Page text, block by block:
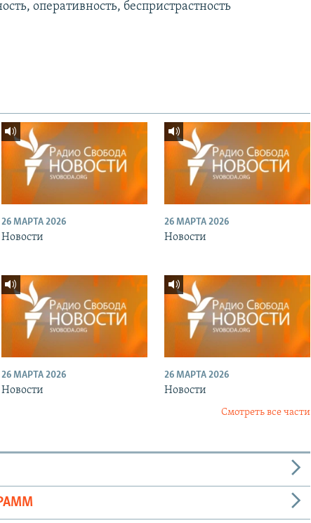
оперативность, беспристрастность
26 МАРТА 2026
Новости
26 МАРТА 2026
Новости
26 МАРТА 2026
Новости
26 МАРТА 2026
Новости
Смотреть все части